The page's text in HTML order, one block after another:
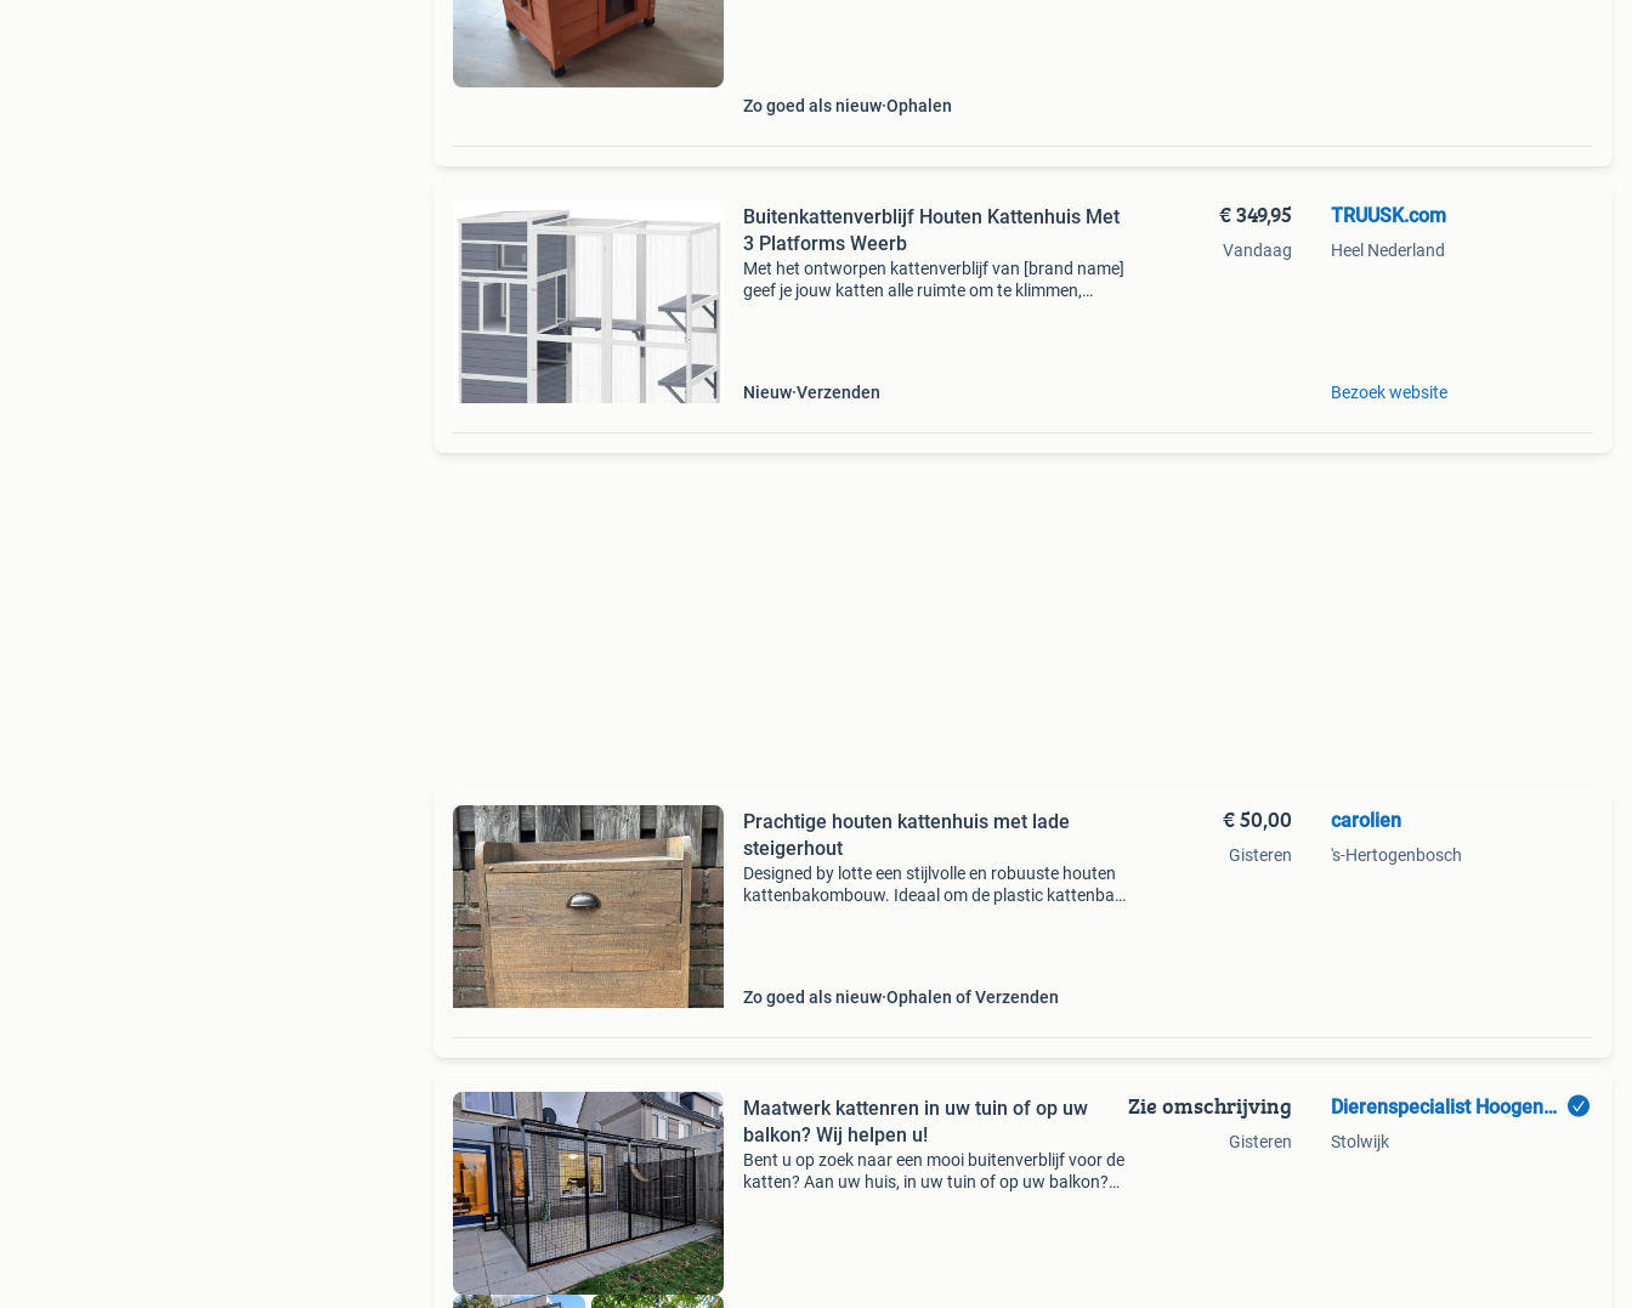
Zo goed als nieuw Ophalen
Buitenkattenverblijf Houten Kattenhuis Met
3 Platforms Weerb
Met het ontworpen kattenverblijf van [brand name]
geef je jouw katten alle ruimte om te klimmen,
Nieuw Verzenden
€ 349,95
Vandaag
TRUUSK.com
Heel Nederland
Bezoek website
Prachtige houten kattenhuis met lade
steigerhout
Designed by lotte een stijlvolle en robuuste houten
kattenbakombouw. Ideaal om de plastic kattenbak
Zo goed als nieuw Ophalen of Verzenden
€ 50,00
Gisteren
carolien
's-Hertogenbosch
Maatwerk kattenren in uw tuin of op uw
balkon? Wij helpen u!
Bent u op zoek naar een mooi buitenverblijf voor de
katten? Aan uw huis, in uw tuin of op uw balkon?
Zie omschrijving
Gisteren
Dierenspecialist Hoogendoorn
Stolwijk